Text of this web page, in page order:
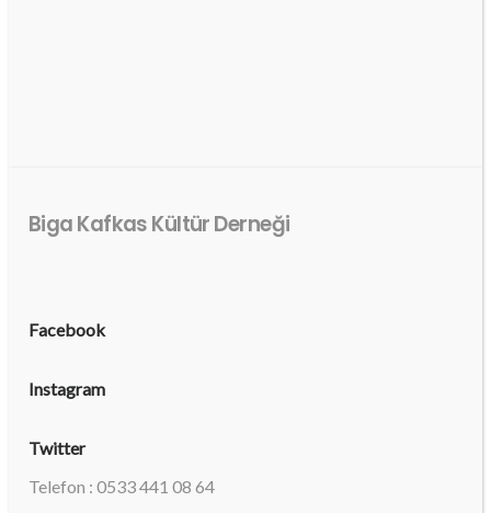
Biga Kafkas Kültür Derneği
Facebook
Instagram
Twitter
Telefon : 0533 441 08 64